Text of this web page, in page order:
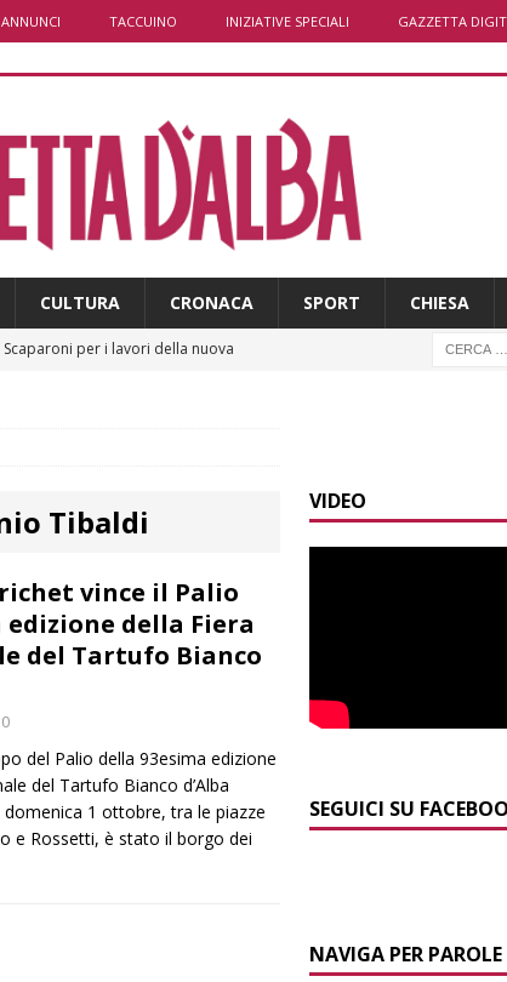
ANNUNCI TACCUINO INIZIATIVE SPECIALI GAZZETTA
CULTURA CRONACA SPORT CHIESA
per i lavori della nuova
controlli, denunce e lotta al
che Santo Stefano Belbo è un
agosto parte l’allestimento
le “Notti del vino”
ALBA
scuola della Protezione Civile
Tibaldi
vince il Palio
edizione della Fiera
del Tartufo Bianco
0
del Palio della 93esima edizione
del Tartufo Bianco d’Alba
1 ottobre, tra le piazze
e Rossetti, è stato il borgo dei
VIDEO
SEGUICI SU
NAVIGA PER